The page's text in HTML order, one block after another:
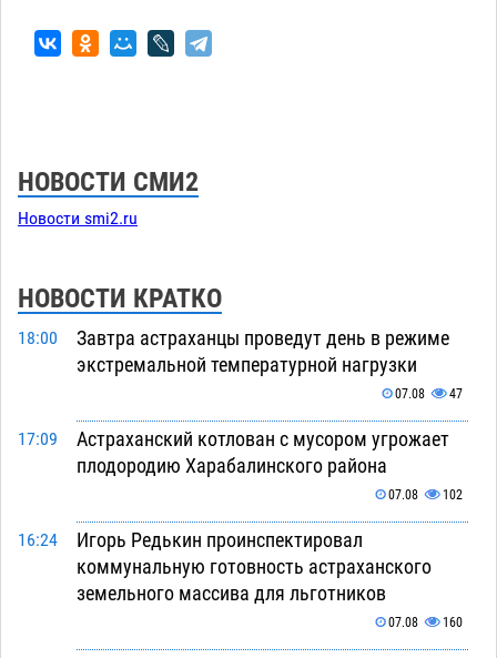
НОВОСТИ СМИ2
Новости smi2.ru
НОВОСТИ КРАТКО
18:00
Завтра астраханцы проведут день в режиме
экстремальной температурной нагрузки
07.08 47
17:09
Астраханский котлован с мусором угрожает
плодородию Харабалинского района
07.08 102
16:24
Игорь Редькин проинспектировал
коммунальную готовность астраханского
земельного массива для льготников
07.08 160